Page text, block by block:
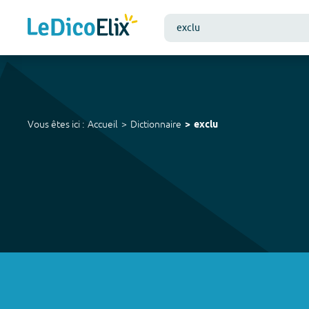
Vous êtes ici : Accueil Dictionnaire exclu